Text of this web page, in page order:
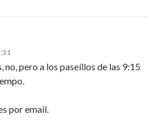
no, pero a los paseíllos de las 9:15
por email.